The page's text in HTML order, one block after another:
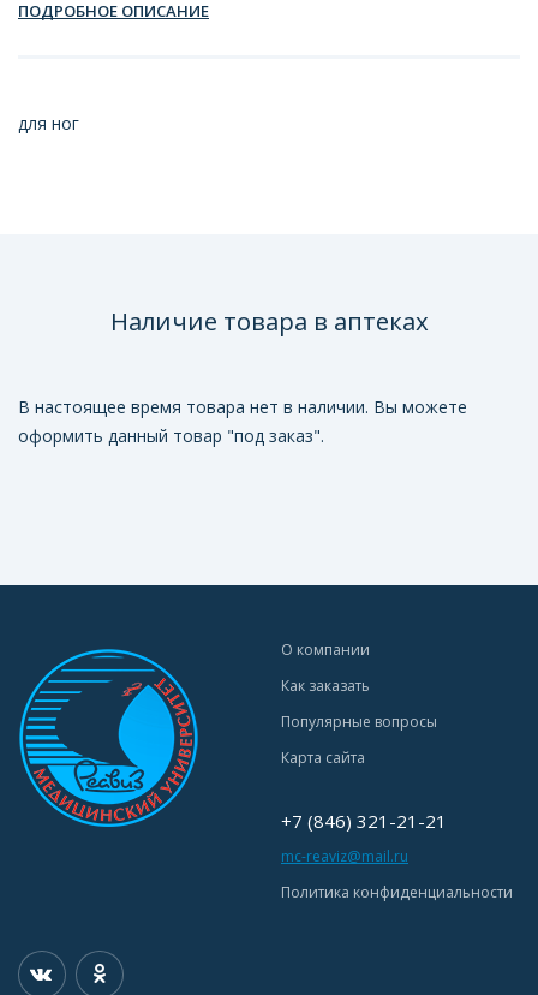
ПОДРОБНОЕ ОПИСАНИЕ
для ног
Наличие товара в аптеках
В настоящее время товара нет в наличии. Вы можете
оформить данный товар "под заказ".
О компании
Как заказать
Популярные вопросы
Карта сайта
+7 (846) 321-21-21
mc-reaviz@mail.ru
Политика конфиденциальности